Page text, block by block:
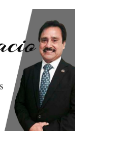
llevan agua a su molino
periodistas y empresarios
Miercoles, 5 Agosto